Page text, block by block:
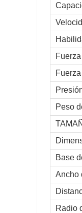
Peso
Base
Ancho
Radio